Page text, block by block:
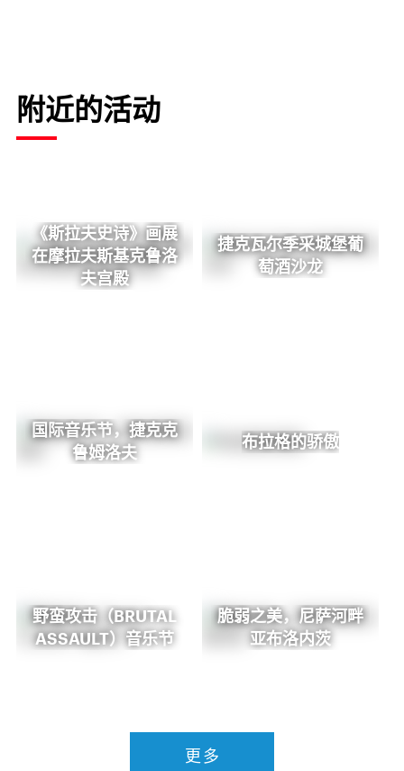
附近的活动
《斯拉夫史诗》画展
在摩拉夫斯基克鲁洛
夫宫殿
捷克瓦尔季采城堡葡
萄酒沙龙
国际音乐节，捷克克
鲁姆洛夫
布拉格的骄傲
野蛮攻击（BRUTAL
ASSAULT）音乐节
脆弱之美，尼萨河畔
亚布洛内茨
更多